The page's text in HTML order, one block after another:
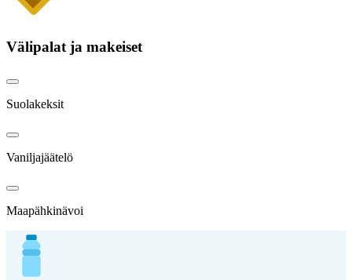
Välipalat ja makeiset
Suolakeksit
Vaniljajäätelö
Maapähkinävoi